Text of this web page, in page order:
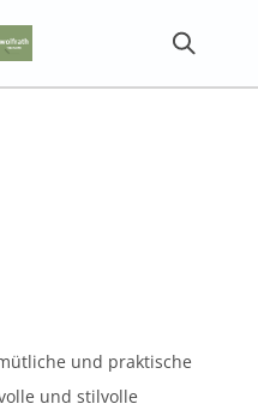
und praktische
und stilvolle